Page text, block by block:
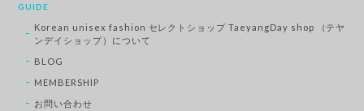
GUIDE
Korean unisex fashion セレクトショップ TaeyangDay shop （テヤ
ンデイショップ）について
BLOG
MEMBERSHIP
お問い合わせ